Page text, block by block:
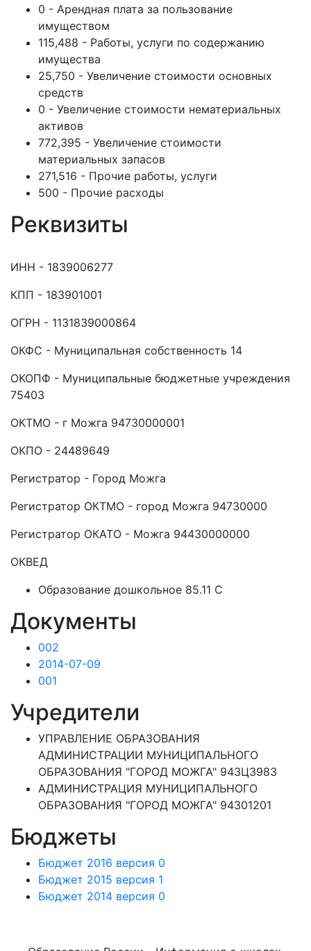
0 - Арендная плата за пользование
имуществом
115,488 - Работы, услуги по содержанию
имущества
25,750 - Увеличение стоимости основных
средств
0 - Увеличение стоимости нематериальных
активов
772,395 - Увеличение стоимости
материальных запасов
271,516 - Прочие работы, услуги
500 - Прочие расходы
Реквизиты
ИНН - 1839006277
КПП - 183901001
ОГРН - 1131839000864
ОКФС - Муниципальная собственность 14
ОКОПФ - Муниципальные бюджетные учреждения
75403
ОКТМО - г Можга 94730000001
ОКПО - 24489649
Регистратор - Город Можга
Регистратор ОКТМО - город Можга 94730000
Регистратор ОКАТО - Можга 94430000000
ОКВЕД
Образование дошкольное 85.11 C
Документы
002
2014-07-09
001
Учредители
УПРАВЛЕНИЕ ОБРАЗОВАНИЯ
АДМИНИСТРАЦИИ МУНИЦИПАЛЬНОГО
ОБРАЗОВАНИЯ "ГОРОД МОЖГА" 943Ц3983
АДМИНИСТРАЦИЯ МУНИЦИПАЛЬНОГО
ОБРАЗОВАНИЯ "ГОРОД МОЖГА" 94301201
Бюджеты
Бюджет 2016 версия 0
Бюджет 2015 версия 1
Бюджет 2014 версия 0